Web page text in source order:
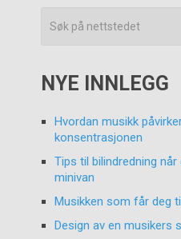
NYE INNLEGG
Hvordan musikk
konsentrasjonen
Tips til bilindredning
minivan
Musikken som får deg
Design av en musikers